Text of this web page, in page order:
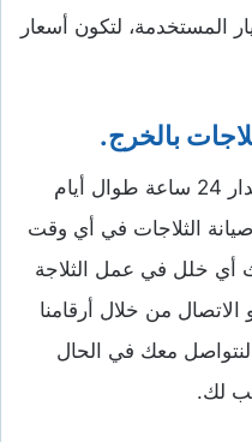
المستخدمة، لتكون أسعار
بالخرج.
ستجد لدينا خدمة متوفرة على مدار 24 ساعة طوال أيام
الثلاجات في أي وقت
أي خلل في عمل الثلاجة
من خلال أرقامنا
لنتواصل معك في الحال
لك.